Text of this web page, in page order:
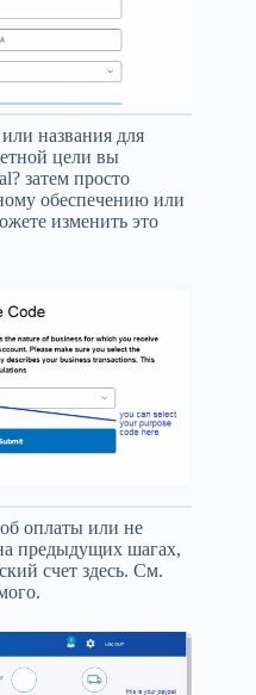
названия для
цели вы
затем просто
обеспечению или
изменить это
оплаты или не
предыдущих шагах,
счет здесь. См.